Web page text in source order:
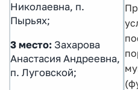
Николаевна, п.
Пырьях;
3 место: Захарова
Анастасия Андреевна,
п. Луговской;